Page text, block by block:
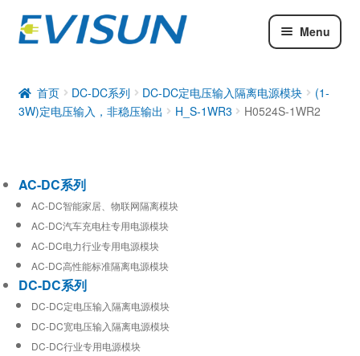
Menu
DC-DC系列
工业通信模块
首页 DC-DC系列 DC-DC定电压输入隔离电源模块
(1-
3W)定电压输入，非稳压输出
H_S-1WR3 H0524S-1WR2
AC-DC系列
AC-DC智能家居、物联网隔离模块
AC-DC汽车充电柱专用电源模块
AC-DC电力行业专用电源模块
AC-DC高性能标准隔离电源模块
DC-DC系列
DC-DC定电压输入隔离电源模块
DC-DC宽电压输入隔离电源模块
DC-DC行业专用电源模块